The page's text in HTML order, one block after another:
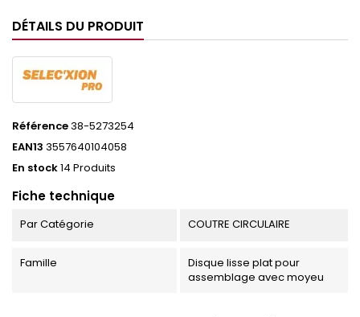
DÉTAILS DU PRODUIT
Référence38-5273254
EAN13 3557640104058
En stock14 Produits
Fiche technique
Par Catégorie COUTRE CIRCULAIRE
Famille
Disque lisse plat pour
assemblage avec moyeu